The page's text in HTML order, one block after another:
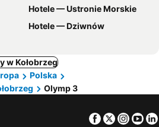
Hotele — Ustronie Morskie
Hotele — Dziwnów
w Kołobrzeg
Polska
Olymp 3
Facebook
Twitter